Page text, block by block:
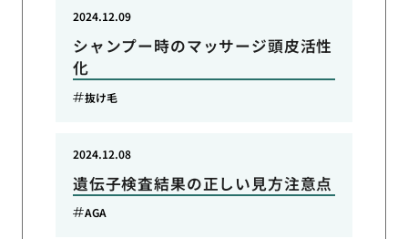
シャンプー時のマッサージ頭皮活性
化
2024.12.09
抜け毛
遺伝子検査結果の正しい見方注意点
2024.12.08
AGA